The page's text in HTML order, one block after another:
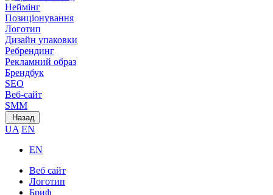
Неймінг
Позиціонування
Логотип
Дизайн упаковки
Ребрендинг
Рекламний образ
Брендбук
SEO
Веб-сайт
SMM
Назад
UA EN
EN
Веб сайт
Логотип
Бриф